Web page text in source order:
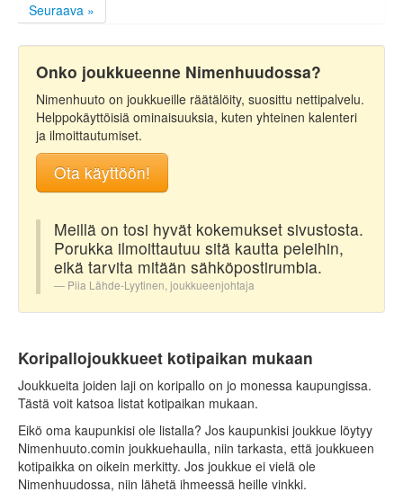
Seuraava »
Onko joukkueenne Nimenhuudossa?
Nimenhuuto on joukkueille räätälöity, suosittu nettipalvelu.
Helppokäyttöisiä ominaisuuksia, kuten yhteinen kalenteri
ja ilmoittautumiset.
Ota käyttöön!
Meillä on tosi hyvät kokemukset sivustosta.
Porukka ilmoittautuu sitä kautta peleihin,
eikä tarvita mitään sähköpostirumbia.
Piia Lähde-Lyytinen, joukkueenjohtaja
Koripallojoukkueet kotipaikan mukaan
Joukkueita joiden laji on koripallo on jo monessa kaupungissa.
Tästä voit katsoa listat kotipaikan mukaan.
Eikö oma kaupunkisi ole listalla? Jos kaupunkisi joukkue löytyy
Nimenhuuto.comin joukkuehaulla, niin tarkasta, että joukkueen
kotipaikka on oikein merkitty. Jos joukkue ei vielä ole
Nimenhuudossa, niin lähetä ihmeessä heille vinkki.